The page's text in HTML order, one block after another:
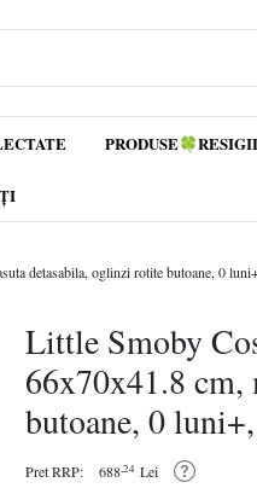
detasabila, oglinzi rotite butoane, 0
Little Smoby
66x70x41.8 cm,
butoane, 0
Pret RRP: 688,24 Lei